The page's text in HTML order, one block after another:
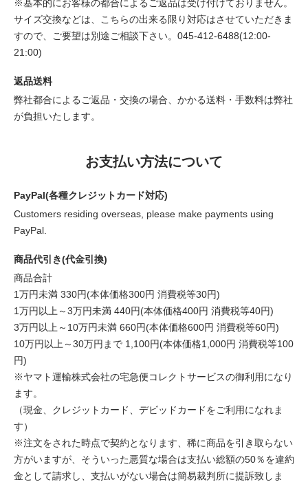
※基本的にお客様の都合によるご返品は受け付けておりません。
サイズ交換などは、こちらの出来る限り対応はさせていただきま
すので、ご要望は別途ご相談下さい。045-412-6488(12:00-
21:00)
返品送料
弊社都合によるご返品・交換の場合、かかる送料・手数料は弊社
が負担いたします。
お支払い方法について
PayPal(各種クレジットカード対応)
Customers residing overseas, please make payments using
PayPal.
商品代引き(代金引換)
商品合計
1万円未満 330円(本体価格300円 消費税等30円)
1万円以上～3万円未満 440円(本体価格400円 消費税等40円)
3万円以上～10万円未満 660円(本体価格600円 消費税等60円)
10万円以上～30万円まで 1,100円(本体価格1,000円 消費税等100
円)
※ヤマト運輸株式会社の宅急便コレクトサービスの御利用になり
ます。
（現金、クレジットカード、デビッドカードをご利用になれま
す）
※注文をされた時点で契約となります、稀に商品を引き取らない
方がいますが、そういった悪質な場合は支払い総額の50％を違約
金として請求し、支払いがない場合は簡易裁判所に提訴致しま